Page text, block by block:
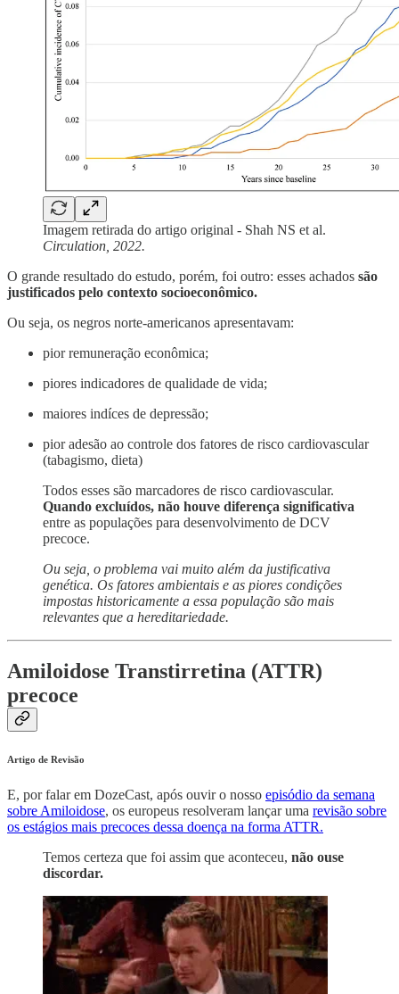
Imagem retirada do artigo original - Shah NS et al.
Circulation, 2022.
O grande resultado do estudo, porém, foi outro: esses achados são
justificados pelo contexto socioeconômico.
Ou seja, os negros norte-americanos apresentavam:
pior remuneração econômica;
piores indicadores de qualidade de vida;
maiores indíces de depressão;
pior adesão ao controle dos fatores de risco cardiovascular
(tabagismo, dieta)
Todos esses são marcadores de risco cardiovascular.
Quando excluídos, não houve diferença significativa
entre as populações para desenvolvimento de DCV
precoce.
Ou seja, o problema vai muito além da justificativa
genética. Os fatores ambientais e as piores condições
impostas historicamente a essa população são mais
relevantes que a hereditariedade.
Amiloidose Transtirretina (ATTR)
precoce
Artigo de Revisão
E, por falar em DozeCast, após ouvir o nosso episódio da semana
sobre Amiloidose, os europeus resolveram lançar uma revisão sobre
os estágios mais precoces dessa doença na forma ATTR.
Temos certeza que foi assim que aconteceu, não ouse
discordar.